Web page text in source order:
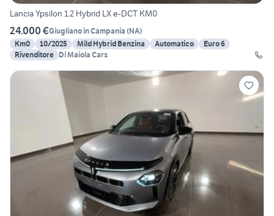
Lancia Ypsilon 1.2 Hybrid LX e-DCT KM0
24.000 €Giugliano in Campania (NA)
Km0
10/2025 Mild Hybrid Benzina Automatico
Euro 6
Rivenditore Di Maiola Cars